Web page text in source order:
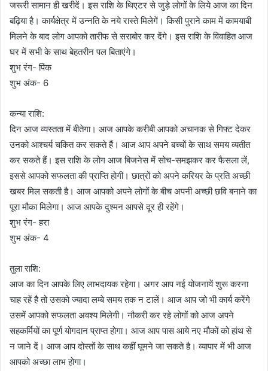
जरूरी सामान ही खरीदें। इस राशि के थिएटर से जुड़े लोगों के लिये आज का दिन
बढ़िया है। कार्यक्षेत्र में उन्नति के नये रास्ते मिलेगें। किसी पुराने काम में कामयाबी
मिलने के बाद लोग आपको तारीफ से सराबोर कर देंगे। इस राशि के विवाहित आज
घर में सभी के साथ बेहतरीन पल बिताएंगे।
शुभ रंग- पिंक
शुभ अंक- 6
कन्या राशि:
दिन आज व्यस्तता में बीतेगा। आज आपके करीबी आपको अचानक से गिफ्ट देकर
उनको आश्चर्य चकित कर सकते हैं। आज आप अपने बच्चों के साथ समय व्यतीत
कर सकते हैं। इस राशि के लोग आज बिजनेस में सोच-समझकर कर फैसला लें,
इससे आपको सफलता की प्राप्ति होगी। छात्रों को अपने करियर के प्रति अच्छी
खबर मिल सकती है। आज आपको अपने लोगों के बीच अपनी अच्छी छवि बनाने का
पूरा मौका मिलेगा। आज आपके दुश्मन आपसे दूर ही रहेंगे।
शुभ रंग- हरा
शुभ अंक- 4
तुला राशि:
आज का दिन आपके लिए लाभदायक रहेगा। अगर आप नई योजनायें शुरू करना
चाह रहें है तो उसको ज्यादा लम्बे समय तक न टालें। आज आप जो भी कार्य करेंगे
उसमें आपको सफलता अवश्य मिलेगी। नौकरी कर रहे लोगों को आज अपने
सहकर्मियों का पूर्ण योगदान प्राप्त होगा। आज आप पास आये नए मौकों को हांथ से
न जाने दें। आज आप दोस्तों के साथ कहीं घूमने जा सकते है। व्यापार में भी आज
आपको अच्छा लाभ होगा।